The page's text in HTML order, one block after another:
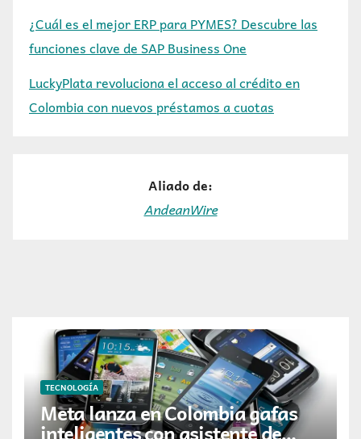
¿Cuál es el mejor ERP para PYMES? Descubre las
funciones clave de SAP Business One
LuckyPlata revoluciona el acceso al crédito en
Colombia con nuevos préstamos a cuotas
Aliado de:
AndeanWire
TECNOLOGÍA
Meta lanza en Colombia gafas
inteligentes con asistente de